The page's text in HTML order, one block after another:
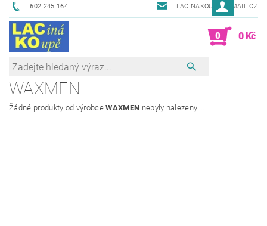
602 245 164 LACINAKOUPE@EMAIL.CZ
0 0 Kč
WAXMEN
Žádné produkty od výrobceWAXMEN nebyly nalezeny....